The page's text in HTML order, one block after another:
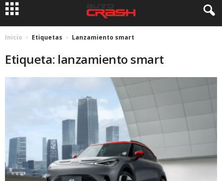
Inicio Etiquetas Lanzamiento smart
Etiqueta: lanzamiento smart